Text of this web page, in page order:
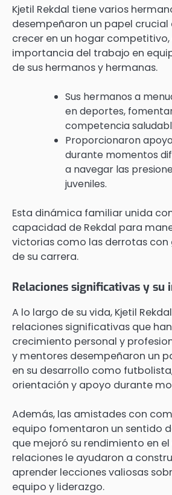
Kjetil Rekdal tiene varios
desempeñaron un papel crucial
crecer en un hogar
importancia del trabajo en
de sus hermanos y hermanas.
Sus hermanos a
en deportes,
competencia
Proporcionaron
durante momentos
a navegar las
juveniles.
Esta dinámica familiar unida
capacidad de Rekdal para
victorias como las derrotas con
de su carrera.
Relaciones significativas y su
A lo largo de su vida, Kjetil
relaciones significativas que
crecimiento personal y
y mentores desempeñaron un
en su desarrollo como
orientación y apoyo durante
Además, las amistades con
equipo fomentaron un sentido
que mejoró su rendimiento en
relaciones le ayudaron a
aprender lecciones valiosas
equipo y liderazgo.